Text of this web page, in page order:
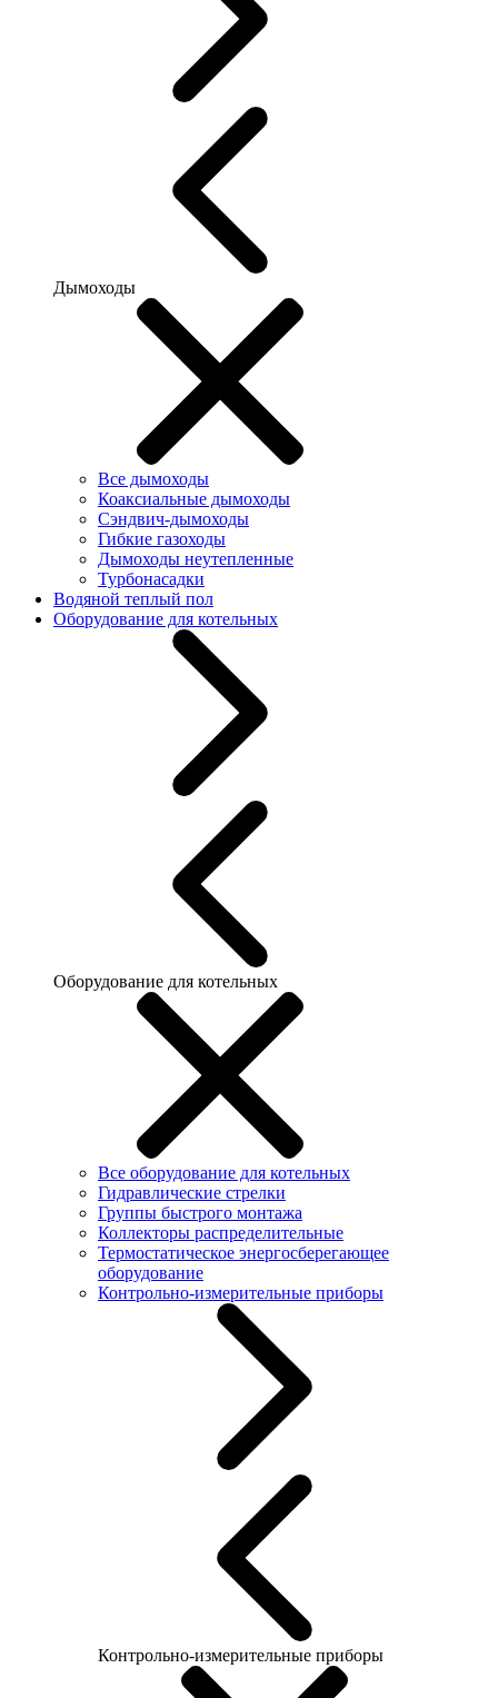
Дымоходы
Все дымоходы
Коаксиальные дымоходы
Сэндвич-дымоходы
Гибкие газоходы
Дымоходы неутепленные
Турбонасадки
Водяной теплый пол
Оборудование для котельных
Оборудование для котельных
Все оборудование для котельных
Гидравлические стрелки
Группы быстрого монтажа
Коллекторы распределительные
Термостатическое энергосберегающее
оборудование
Контрольно-измерительные приборы
Контрольно-измерительные приборы